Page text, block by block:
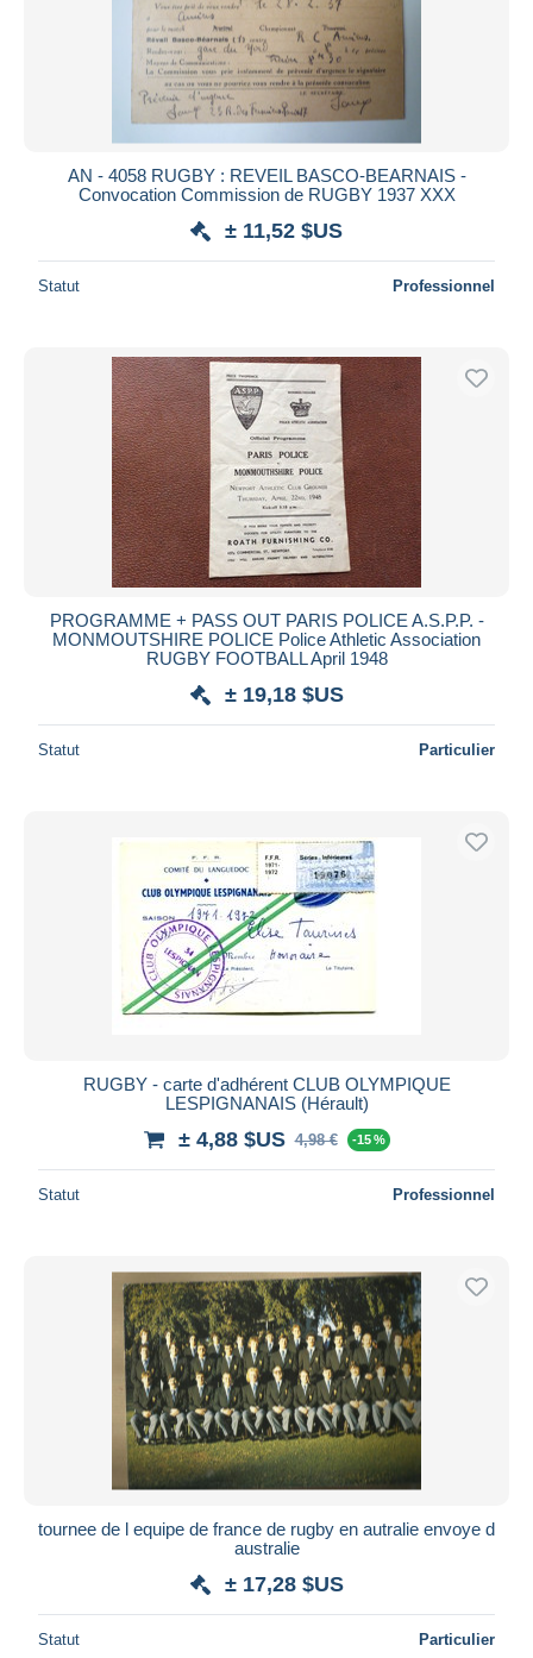
AN - 4058 RUGBY : REVEIL BASCO-BEARNAIS -
Convocation Commission de RUGBY 1937 XXX
± 11,52 $US
Statut Professionnel
PROGRAMME + PASS OUT PARIS POLICE A.S.P.P. -
MONMOUTSHIRE POLICE Police Athletic Association
RUGBY FOOTBALL April 1948
± 19,18 $US
Statut Particulier
RUGBY - carte d'adhérent CLUB OLYMPIQUE
LESPIGNANAIS (Hérault)
± 4,88 $US 4,98 € -15 %
Statut Professionnel
tournee de l equipe de france de rugby en autralie envoye d
australie
± 17,28 $US
Statut Particulier